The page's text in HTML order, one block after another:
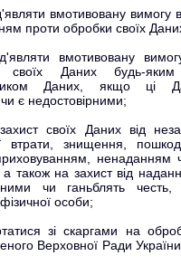
вмотивовану вимогу
проти обробки своїх
вмотивовану
своїх Даних будь-
Даних, якщо ці
є недостовірними;
своїх Даних від
втрати, знищення,
ненаданням
також на захист від
чи ганьблять честь,
особи;
зі скаргами на
Верховної Ради